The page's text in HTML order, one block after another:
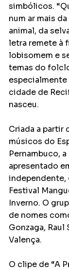
simbólicos.
num ar mais
animal, da
letra remete à
lobisomem e
temas do
cidade de
nasceu.
Criada a partir
músicos do
Pernambuco,
apresentado
independente,
Festival
Inverno. O
de nomes
Gonzaga, Raul
Valença.
O clipe de “A